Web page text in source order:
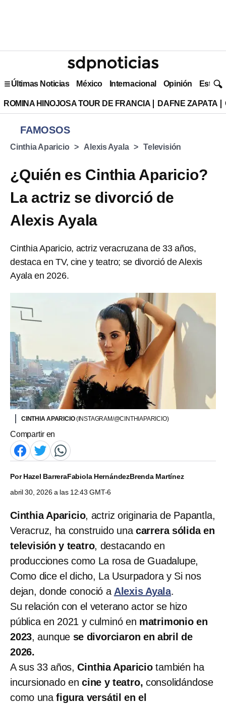
Últimas Noticias México Internacional Opinión Estilo
ROMINA HINOJOSA TOUR DE FRANCIA DAFNE ZAPATA
FAMOSOS
Cinthia Aparicio Alexis Ayala Televisión
¿Quién es Cinthia Aparicio?
La actriz se divorció de
Alexis Ayala
Cinthia Aparicio, actriz veracruzana de 33 años,
destaca en TV, cine y teatro; se divorció de Alexis
Ayala en 2026.
CINTHIA APARICIO(INSTAGRAM/@CINTHIAPARICIO)
Compartir en
PorHazel BarreraFabiola HernándezBrenda Martínez
abril 30, 2026 a las 12:43 GMT-6
Cinthia Aparicio, actriz originaria de Papantla,
Veracruz, ha construido una carrera sólida en
televisión y teatro, destacando en
producciones como La rosa de Guadalupe,
Como dice el dicho, La Usurpadora y Si nos
dejan, donde conoció a Alexis Ayala.
Su relación con el veterano actor se hizo
pública en 2021 y culminó en matrimonio en
2023, aunque se divorciaron en abril de
2026.
A sus 33 años,Cinthia Apariciotambién ha
incursionado encine y teatro, consolidándose
como unafigura versátil en el